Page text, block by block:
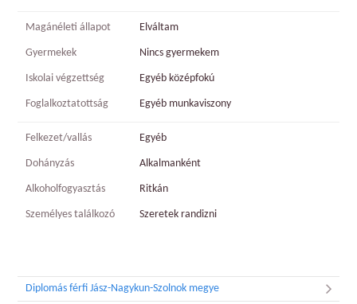
Magánéleti állapot Elváltam
Gyermekek Nincs gyermekem
Iskolai végzettség Egyéb középfokú
Foglalkoztatottság Egyéb munkaviszony
Felkezet/vallás Egyéb
Dohányzás Alkalmanként
Alkoholfogyasztás Ritkán
Személyes találkozó Szeretek randizni
Diplomás férfi Jász-Nagykun-Szolnok megye